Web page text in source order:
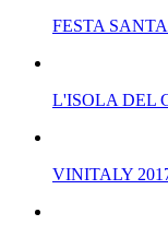
FESTA
L'ISOLA DEL
VINITALY